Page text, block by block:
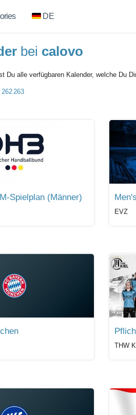
DE
bei calovo
Du alle verfügbaren Kalender, welche Du
262 263
Spielplan (Männer)
EVZ
THW